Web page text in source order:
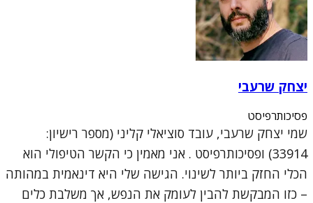
יצחק שרעבי
פסיכותרפיסט
שמי יצחק שרעבי, עובד סוציאלי קליני (מספר רישיון:
33914) ופסיכותרפיסט . אני מאמין כי הקשר הטיפולי הוא
הכלי החזק ביותר לשינוי. הגישה שלי היא דינאמית במהותה
– כזו המבקשת להבין לעומק את הנפש, אך משלבת כלים